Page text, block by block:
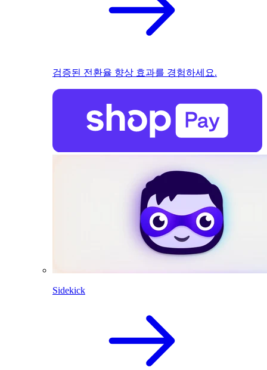
검증된 전환율 향상 효과를 경험하세요.
Sidekick